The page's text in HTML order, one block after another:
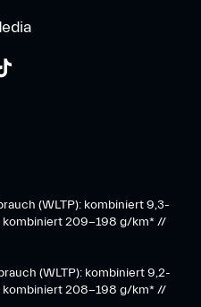
(WLTP): kombiniert 9,3-
kombiniert 209-198 g/km* ​//
(WLTP): kombiniert 9,2-
kombiniert 208-198 g/km* //